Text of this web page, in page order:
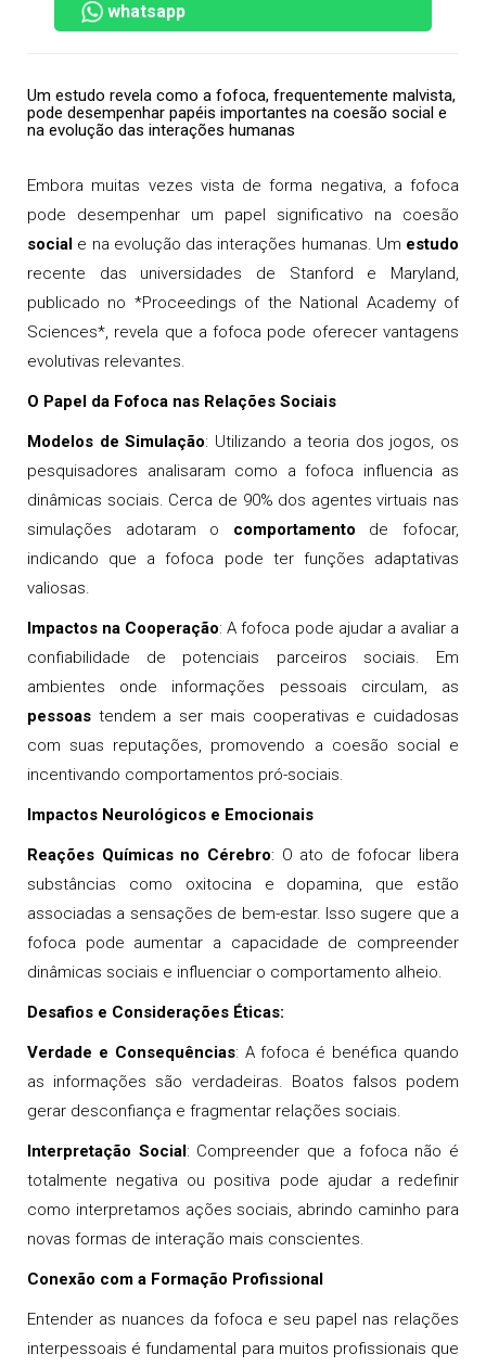
whatsapp
Um estudo revela como a fofoca, frequentemente malvista,
pode desempenhar papéis importantes na coesão social e
na evolução das interações humanas
Embora muitas vezes vista de forma negativa, a fofoca
pode desempenhar um papel significativo na coesão
social e na evolução das interações humanas. Um estudo
recente das universidades de Stanford e Maryland,
publicado no *Proceedings of the National Academy of
Sciences*, revela que a fofoca pode oferecer vantagens
evolutivas relevantes.
O Papel da Fofoca nas Relações Sociais
Modelos de Simulação: Utilizando a teoria dos jogos, os
pesquisadores analisaram como a fofoca influencia as
dinâmicas sociais. Cerca de 90% dos agentes virtuais nas
simulações adotaram o comportamento de fofocar,
indicando que a fofoca pode ter funções adaptativas
valiosas.
Impactos na Cooperação: A fofoca pode ajudar a avaliar a
confiabilidade de potenciais parceiros sociais. Em
ambientes onde informações pessoais circulam, as
pessoas tendem a ser mais cooperativas e cuidadosas
com suas reputações, promovendo a coesão social e
incentivando comportamentos pró-sociais.
Impactos Neurológicos e Emocionais
Reações Químicas no Cérebro: O ato de fofocar libera
substâncias como oxitocina e dopamina, que estão
associadas a sensações de bem-estar. Isso sugere que a
fofoca pode aumentar a capacidade de compreender
dinâmicas sociais e influenciar o comportamento alheio.
Desafios e Considerações Éticas:
Verdade e Consequências: A fofoca é benéfica quando
as informações são verdadeiras. Boatos falsos podem
gerar desconfiança e fragmentar relações sociais.
Interpretação Social: Compreender que a fofoca não é
totalmente negativa ou positiva pode ajudar a redefinir
como interpretamos ações sociais, abrindo caminho para
novas formas de interação mais conscientes.
Conexão com a Formação Profissional
Entender as nuances da fofoca e seu papel nas relações
interpessoais é fundamental para muitos profissionais que